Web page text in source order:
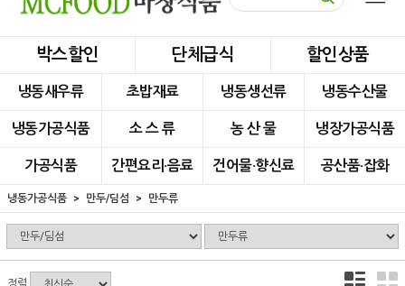
박스할인 단체급식 할인상품
냉동새우류 초밥재료 냉동생선류 냉동수산물
냉동가공식품 소 스 류 농 산 물 냉장가공식품
가공식품 간편요리·음료 건어물·향신료 공산품·잡화
냉동가공식품 만두/딤섬 만두류